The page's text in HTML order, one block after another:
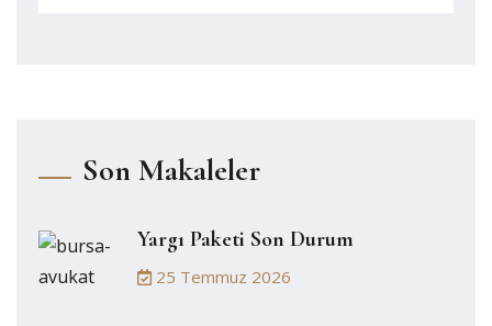
Son Makaleler
Yargı Paketi Son Durum
25 Temmuz 2026